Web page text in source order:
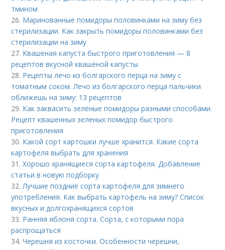
тмином
26. Маринованные помидоры половинками на зиму без
стерилизации. Как закрыть помидоры половинками без
стерилизации на зиму
27. Квашеная капуста быстрого приготовления — 8
рецептов вкусной квашеной капусты
28. Рецепты лечо из болгарского перца на зиму с
томатным соком. Лечо из болгарского перца пальчики
оближешь на зиму: 13 рецептов
29. Как заквасить зелёные помидоры разными способами.
Рецепт квашенных зеленых помидор быстрого
приготовления
30. Какой сорт картошки лучше хранится. Какие сорта
картофеля выбрать для хранения
31.Хорошо хранящиеся сорта картофеля. Добавление
статьи в новую подборку
32.Лучшие поздние сорта картофеля для зимнего
употребления. Как выбрать картофель на зиму? Список
вкусных и долгохранящихся сортов
33. Ранняя яблоня сорта. Сорта, с которыми пора
распрощаться
34.Черешня из косточки. Особенности черешни,